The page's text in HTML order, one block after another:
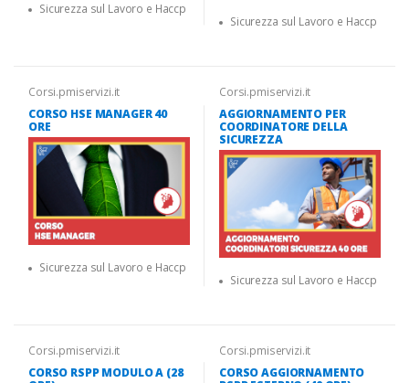
Sicurezza sul Lavoro e Haccp
Sicurezza sul Lavoro e Haccp
Corsi.pmiservizi.it
CORSO HSE MANAGER 40
ORE
Sicurezza sul Lavoro e Haccp
Corsi.pmiservizi.it
AGGIORNAMENTO PER
COORDINATORE DELLA
SICUREZZA
Sicurezza sul Lavoro e Haccp
Corsi.pmiservizi.it
CORSO RSPP MODULO A (28
Corsi.pmiservizi.it
CORSO AGGIORNAMENTO